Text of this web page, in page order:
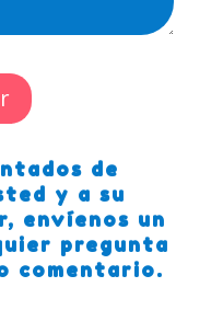
de
y a su
envíenos un
pregunta
comentario.